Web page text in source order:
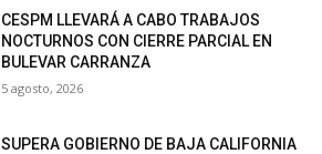
CESPM LLEVARÁ A CABO TRABAJOS
NOCTURNOS CON CIERRE PARCIAL EN
BULEVAR CARRANZA
5 agosto, 2026
SUPERA GOBIERNO DE BAJA CALIFORNIA